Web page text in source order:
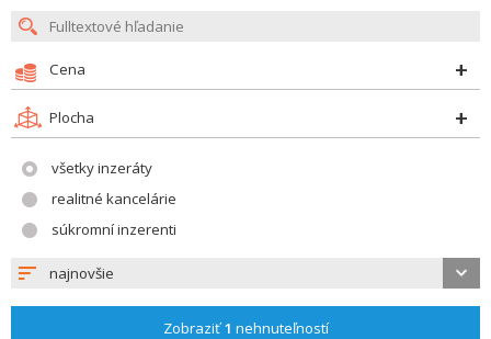
Cena
Plocha
všetky inzeráty
realitné kancelárie
súkromní inzerenti
najnovšie
Zobraziť1 nehnuteľností